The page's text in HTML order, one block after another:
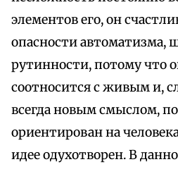
элементов его, он
опасности автоматизма,
рутинности, потому что
соотносится с живым и,
всегда новым смыслом,
ориентирован на
идее одухотворен. В